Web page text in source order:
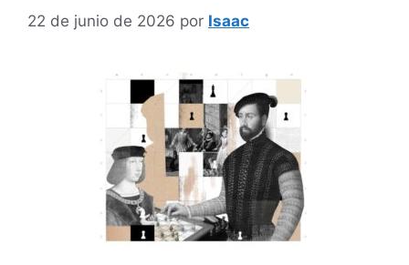
22 de junio de 2026 por Isaac